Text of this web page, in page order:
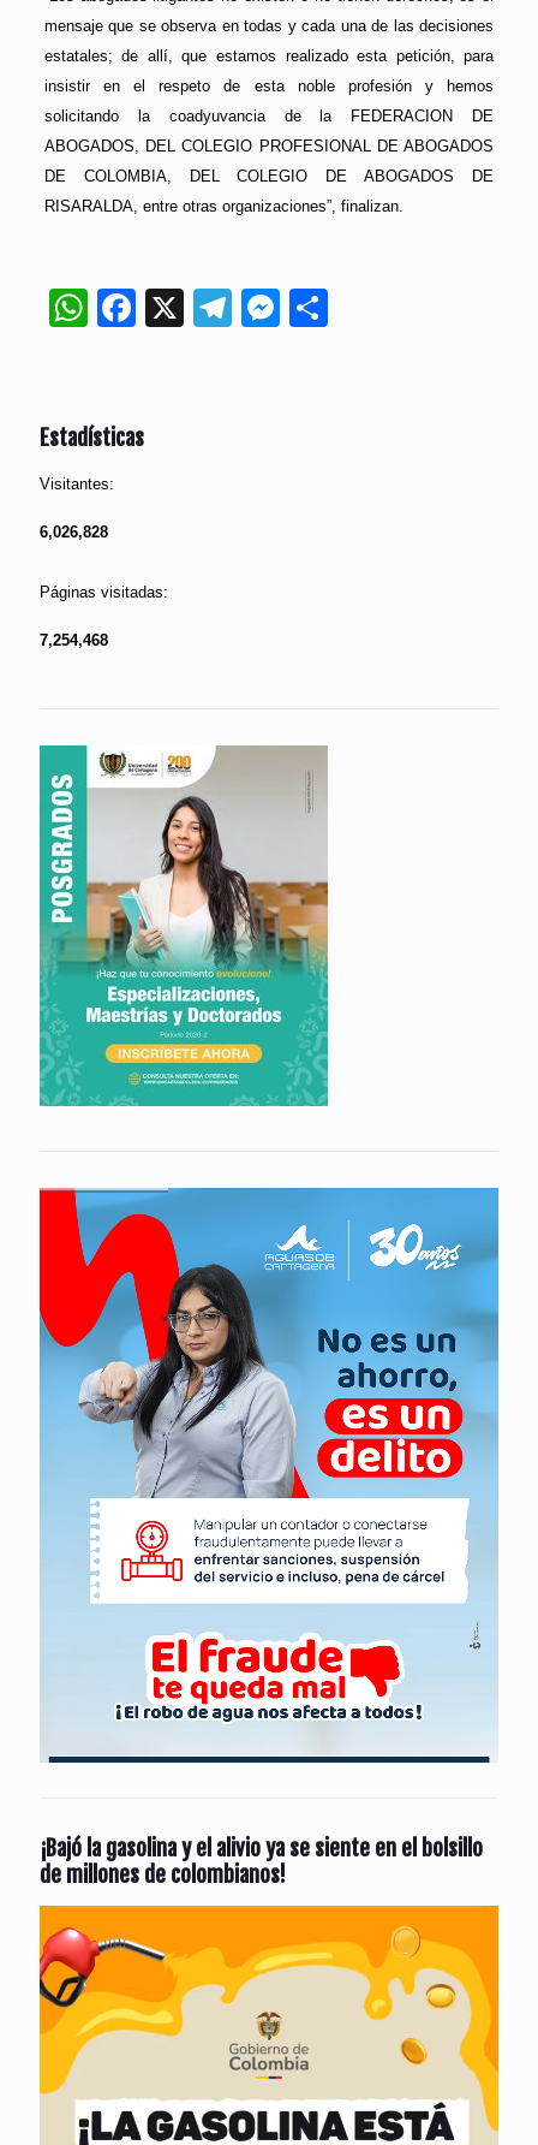
mensaje que se observa en todas y cada una de las decisiones
estatales; de allí, que estamos realizado esta petición, para
insistir en el respeto de esta noble profesión y hemos
solicitando la coadyuvancia de la FEDERACION DE
ABOGADOS, DEL COLEGIO PROFESIONAL DE ABOGADOS
DE COLOMBIA, DEL COLEGIO DE ABOGADOS DE
RISARALDA, entre otras organizaciones”, finalizan.
WhatsApp
Facebook
X Telegram
Messenger
Estadísticas
Visitantes:
6,026,828
Páginas visitadas:
7,254,468
¡Bajó la gasolina y el alivio ya se siente en el bolsillo
de millones de colombianos!
de
vídeo